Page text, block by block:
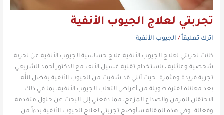
تجربتي لعلاج الجيوب الأنفية
اترك تعليقاً / الجيوب الأنفية
كانت تجربتي لعلاج الجيوب الأنفية علاج حساسية الجيوب الأنفية عن تجربة
شخصية وعائلية ، باستخدام تقنية غسيل الأنف مع الدكتور أحمد الشريعي
تجربة فريدة ومثمرة. حيث أنني قد شفيت من الجيوب الأنفية بفضل الله
بعد معاناة لفترة طويلة من أعراض التهاب الجيوب الأنفية، بما في ذلك
الاحتقان المزمن والصداع المزعج، مما دفعني إلى البحث عن حلول متقدمة
وفعالة. وفي هذه المقالة سأوضح تجربتي لعلاج الجيوب الأنفية بدءاً من